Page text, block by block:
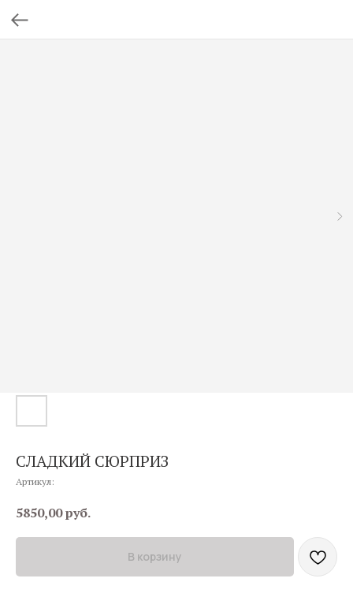
СЛАДКИЙ СЮРПРИЗ
Артикул:
5850,00руб.
В корзину